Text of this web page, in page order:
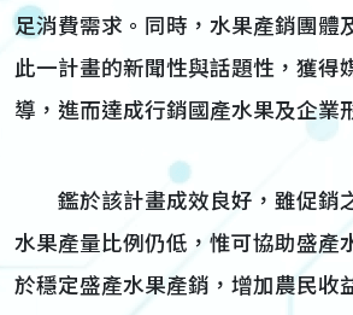
足消費需求。同時，水果產銷團體
此一計畫的新聞性與話題性，獲得
導，進而達成行銷國產水果及企業
鑑於該計畫成效良好，雖促銷
水果產量比例仍低，惟可協助盛產
於穩定盛產水果產銷，增加農民收